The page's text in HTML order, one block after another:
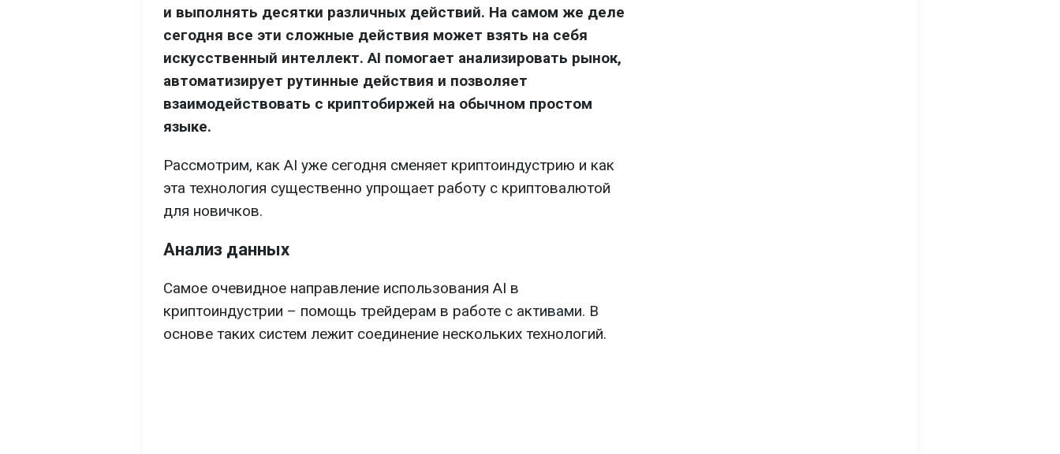
и выполнять десятки различных действий. На самом же деле
сегодня все эти сложные действия может взять на себя
искусственный интеллект. AI помогает анализировать рынок,
автоматизирует рутинные действия и позволяет
взаимодействовать с криптобиржей на обычном простом
языке.
Рассмотрим, как AI уже сегодня сменяет криптоиндустрию и как
эта технология существенно упрощает работу с криптовалютой
для новичков.
Анализ данных
Самое очевидное направление использования AI в
криптоиндустрии – помощь трейдерам в работе с активами. В
основе таких систем лежит соединение нескольких технологий.